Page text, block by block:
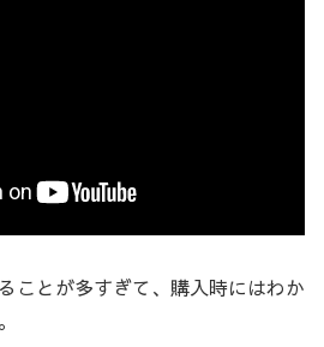
ことが多すぎて、購入時にはわか